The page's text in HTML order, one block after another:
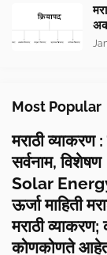
Most Popular
मराठी व्याकरण
सर्वनाम, विशेषण
Solar
ऊर्जा माहिती
मराठी
कोणकोणते